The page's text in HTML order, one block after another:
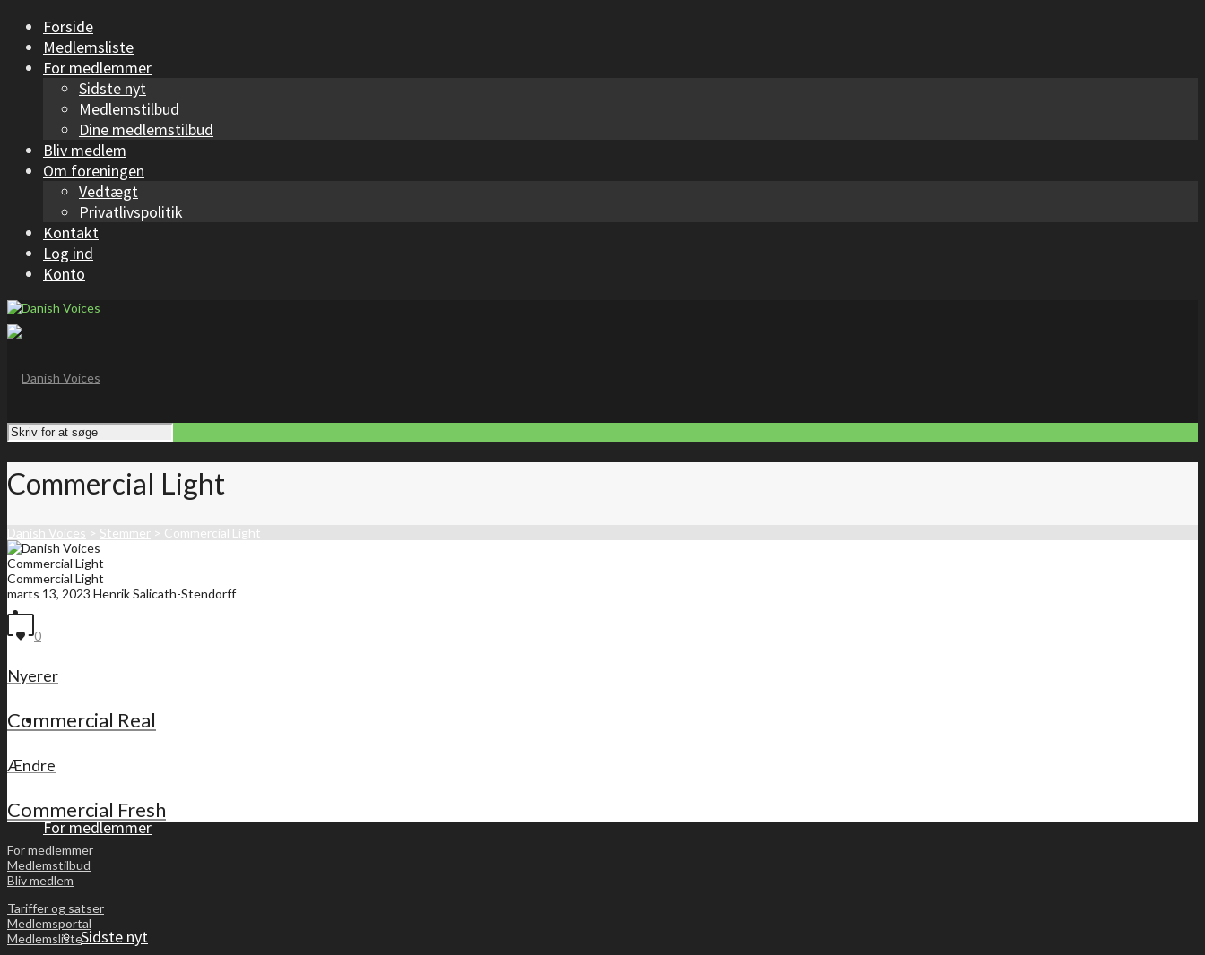
Forside
Medlemsliste
For medlemmer
Sidste nyt
Medlemstilbud
Dine medlemstilbud
Bliv medlem
Om foreningen
Vedtægt
Privatlivspolitik
Kontakt
Log ind
Konto
Forside
Medlemsliste
For medlemmer
Sidste nyt
Commercial Light
Danish Voices > Stemmer > Commercial Light
Commercial Light
Commercial Light
marts 13, 2023 Henrik Salicath-Stendorff
0
Nyerer
Commercial Real
Ændre
Commercial Fresh
For medlemmer
Medlemstilbud
Bliv medlem
Tariffer og satser
Medlemsportal
Medlemsliste